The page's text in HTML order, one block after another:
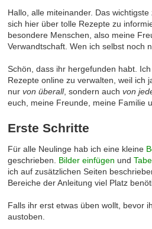
Hallo, alle miteinander. Das
sich hier über tolle Rezepte zu
besondere Menschen, also meine
Verwandtschaft. Wen ich selbst noch
Schön, dass ihr hergefunden habt.
Rezepte online zu verwalten, weil ich
nur von überall, sondern auch von
euch, meine Freunde, meine Familie
Erste Schritte
Für alle Neulinge hab ich eine kleine
geschrieben. Bilder einfügen und
ich auf zusätzlichen Seiten
Bereiche der Anleitung viel Platz
Falls ihr erst etwas üben wollt, bevor
austoben.